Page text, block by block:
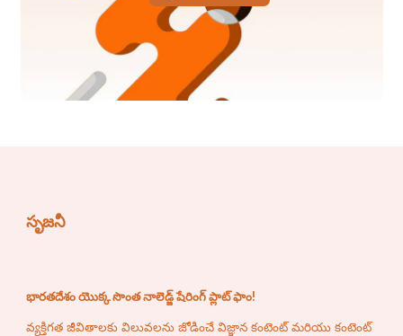
సృజనీ
భారతదేశం యొక్క సొంత నాలెడ్జ్ షేరింగ్ ప్లాట్ ఫాం!
వ్యక్తిగత జీవితాలకు విలువలను జోడించే విజ్ఞాన కంటెంట్ మరియు కంటెంట్